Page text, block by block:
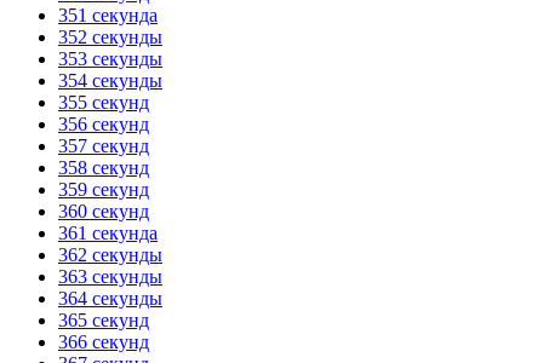
351 секунда
352 секунды
353 секунды
354 секунды
355 секунд
356 секунд
357 секунд
358 секунд
359 секунд
360 секунд
361 секунда
362 секунды
363 секунды
364 секунды
365 секунд
366 секунд